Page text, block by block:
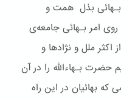
بذل همت و
امر بـهائی جامعه‌ی
میلیون نفر از اکثر ملل و نژادها و
حضرت بـهاءالله را در آن
بهائیان در این راه